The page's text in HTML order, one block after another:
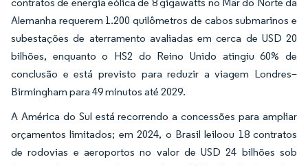
Alemanha requerem 1.200 quilômetros de cabos submarinos e
subestações de aterramento avaliadas em cerca de USD 20
bilhões, enquanto o HS2 do Reino Unido atingiu 60% de
conclusão e está previsto para reduzir a viagem Londres–
Birmingham para 49 minutos até 2029.
A América do Sul está recorrendo a concessões para ampliar
orçamentos limitados; em 2024, o Brasil leiloou 18 contratos
de rodovias e aeroportos no valor de USD 24 bilhões sob